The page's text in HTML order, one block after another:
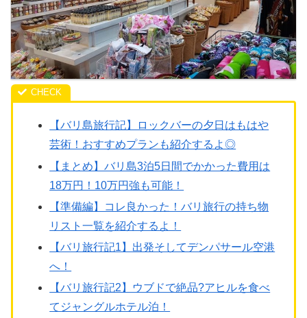
【バリ島旅行記】ロックバーの夕日はもはや
芸術！おすすめプランも紹介するよ◎
【まとめ】バリ島3泊5日間でかかった費用は
18万円！10万円強も可能！
【準備編】コレ良かった！バリ旅行の持ち物
リスト一覧を紹介するよ！
【バリ旅行記1】出発そしてデンパサール空港
へ！
【バリ旅行記2】ウブドで絶品?アヒルを食べ
てジャングルホテル泊！